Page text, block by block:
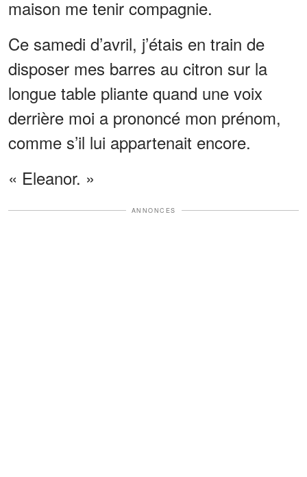
maison me tenir compagnie.
Ce samedi d’avril, j’étais en train de
disposer mes barres au citron sur la
longue table pliante quand une voix
derrière moi a prononcé mon prénom,
comme s’il lui appartenait encore.
« Eleanor. »
ANNONCES